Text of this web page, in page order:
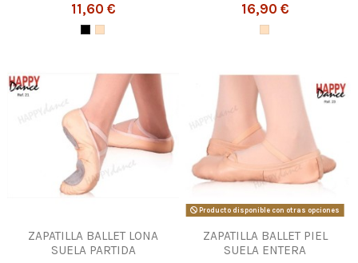
11,60 € 16,90 €
ZAPATILLA BALLET LONA
SUELA PARTIDA
Producto disponible con otras opciones
ZAPATILLA BALLET PIEL
SUELA ENTERA